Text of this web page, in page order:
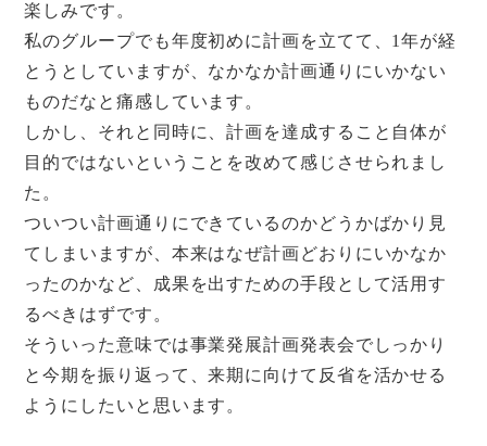
楽しみです。
私のグループでも年度初めに計画を立てて、 1年が経
とうとしていますが、なかなか計画通りにいかない
ものだなと痛感しています。
しかし、それと同時に、計画を達成すること自体が
目的ではないということを改めて感じさせられまし
た。
ついつい計画通りにできているのかどうかばかり見
てしまいますが、本来はなぜ計画どおりにいかなか
ったのかなど、成果を出すための手段として活用す
るべきはずです。
そういった意味では事業発展計画発表会でしっかり
と今期を振り返って、来期に向けて反省を活かせる
ようにしたいと思います。